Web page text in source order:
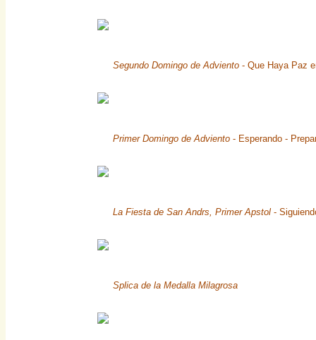
Segundo Domingo de Adviento - Que Haya Paz
Primer Domingo de Adviento - Esperando -
La Fiesta de San Andrs, Primer Apstol -
Splica de la Medalla Milagrosa